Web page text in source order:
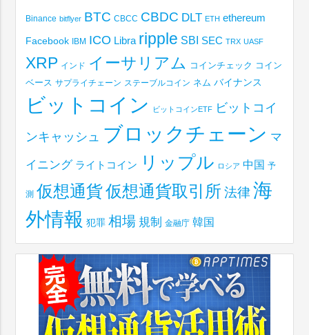
Binance bitflyer BTC CBCC CBDC DLT ETH ethereum
Facebook IBM ICO Libra ripple SBI SEC TRX UASF
XRP インド イーサリアム コインチェック コイン
ベース サプライチェーン ステーブルコイン ネム バイナンス
ビットコイン ビットコインETF ビットコイ
ンキャッシュ ブロックチェーン マ
イニング ライトコイン リップル ロシア 中国 予
測 仮想通貨仮想通貨取引所 法律 海
外情報 犯罪 相場 規制 金融庁 韓国